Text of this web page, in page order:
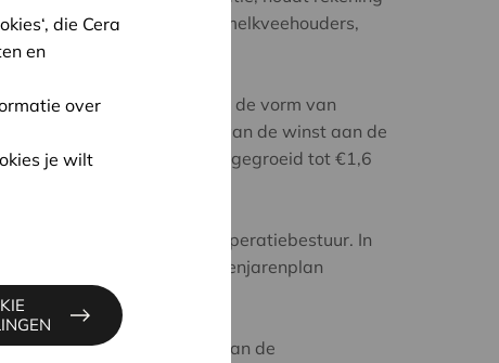
niet alleen in leden-melkveehouders,
mrd aan eigen vermogen in de vorm van
coöperatie jaarlijks 10% van de winst aan de
is dat bedrag inmiddels uitgegroeid tot €1,6
Nee, vindt het coöperatiebestuur. In
zomer over het nieuwe tienjarenplan
de nadelen.
is nu al 20 % afkomstig van de
die Cera
en
over
je wilt